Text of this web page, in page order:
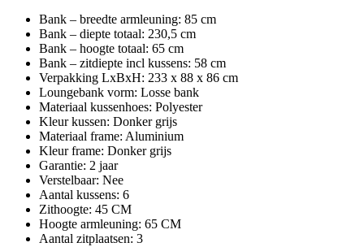
Bank – breedte armleuning: 85 cm
Bank – diepte totaal: 230,5 cm
Bank – hoogte totaal: 65 cm
Bank – zitdiepte incl kussens: 58 cm
Verpakking LxBxH: 233 x 88 x 86 cm
Loungebank vorm: Losse bank
Materiaal kussenhoes: Polyester
Kleur kussen: Donker grijs
Materiaal frame: Aluminium
Kleur frame: Donker grijs
Garantie: 2 jaar
Verstelbaar: Nee
Aantal kussens: 6
Zithoogte: 45 CM
Hoogte armleuning: 65 CM
Aantal zitplaatsen: 3